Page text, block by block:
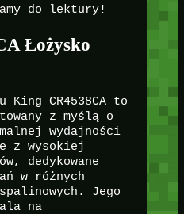
do lektury!
Łożysko
King CR4538CA to
z myślą o
wydajności
z wysokiej
dedykowane
w różnych
Jego
na